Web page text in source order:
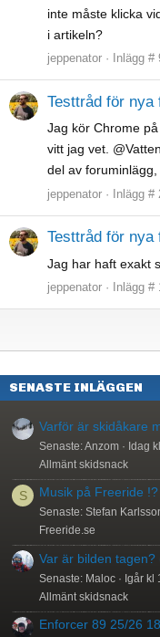
inte måste klicka
i artikeln?
jeppenator Inlägg #
Testtråd för nya
Jag kör Chrome
vitt jag vet.
del av
jeppenator Inlägg #
Testtråd för nya
Jag har haft exakt
jeppenator Inlägg #
SENASTE INLÄGGEN
Varför är skidåkare
Senaste: Anzom
Idag
Allmänt skidsnack
S Musik på Freeride !?
Senaste: Stefan
Freeride.se
Var är bilden
Senaste: Maloc
Igår kl
Allmänt skidsnack
Enforcer 89 25/26